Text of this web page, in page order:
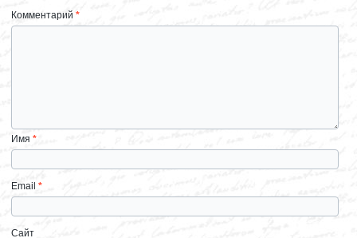
Комментарий*
Имя*
Email*
Сайт